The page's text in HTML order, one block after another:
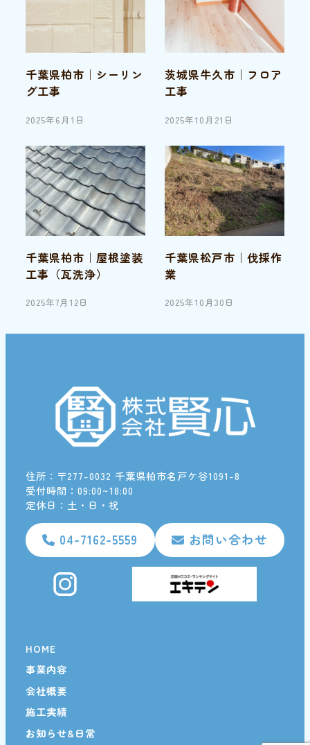
千葉県柏市｜シーリン
グ工事
投稿日
2025年6月1日
茨城県牛久市｜フロア
工事
投稿日
2025年10月21日
千葉県柏市｜屋根塗装
工事（瓦洗浄）
投稿日
2025年7月12日
千葉県松戸市｜伐採作
業
投稿日
2025年10月30日
住所：〒277-0032 千葉県柏市名戸ケ谷1091-8
受付時間：09:00~18:00
定休日：土・日・祝
04-7162-5559 お問い合わせ
HOME
事業内容
会社概要
施工実績
お知らせ&日常